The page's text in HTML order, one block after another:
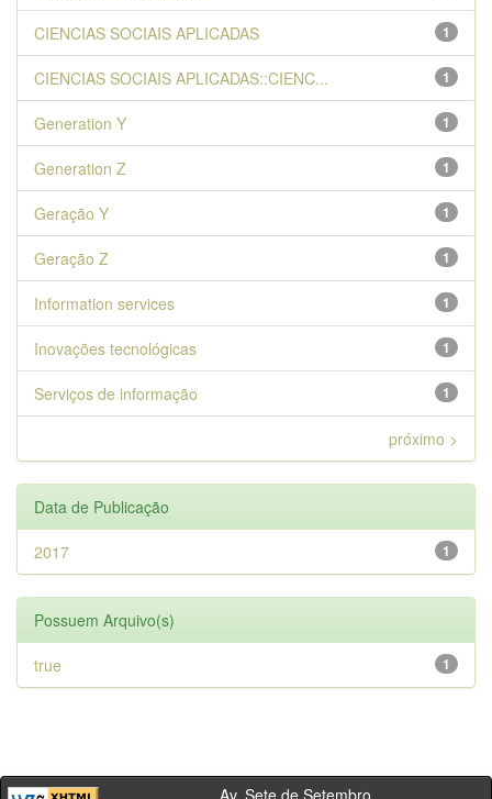
1
CIENCIAS SOCIAIS APLICADAS
1
CIENCIAS SOCIAIS APLICADAS::CIENC...
1
Generation Y
1
Generation Z
1
Geração Y
1
Geração Z
1
Information services
1
Inovações tecnológicas
1
Serviços de informação
próximo >
Data de Publicação
1
2017
Possuem Arquivo(s)
1
true
Av. Sete de Setembro,